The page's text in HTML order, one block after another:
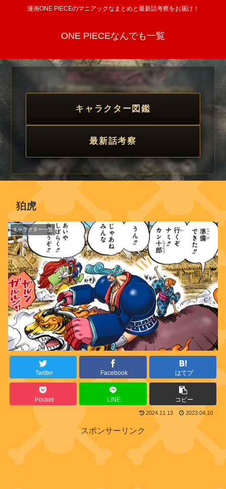
漫画ONE PIECEのマニアックなまとめと最新話考察をお届け！
ONE PIECEなんでも一覧
キャラクター図鑑
最新話考察
狛虎
キャラクター一覧
Twitter Facebook はてブ
Pocket LINE コピー
2024.11.13 2023.04.10
スポンサーリンク